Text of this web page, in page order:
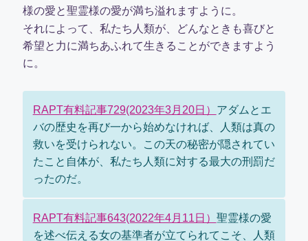
様の愛と聖霊様の愛が満ち溢れますように。
それによって、私たち人類が、どんなときも喜びと
希望と力に満ちあふれて生きることができますよう
に。
RAPT有料記事729(2023年3月20日） アダムとエ
バの歴史を再び一から始めなければ、人類は真の
救いを受けられない。この天の秘密が隠されてい
たこと自体が、私たち人類に対する最大の刑罰だ
ったのだ。
RAPT有料記事643(2022年4月11日） 聖霊様の愛
を述べ伝える女の基準者が立てられてこそ、人類